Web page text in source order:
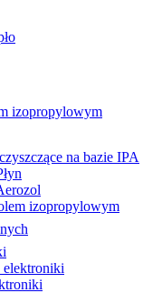
izopropylowym
na bazie IPA
izopropylowym
elektroniki